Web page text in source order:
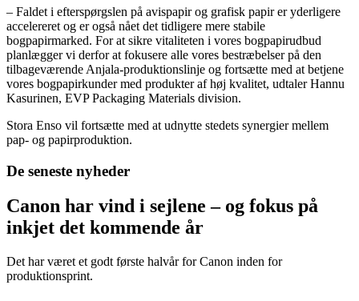
– Faldet i efterspørgslen på avispapir og grafisk papir er yderligere
accelereret og er også nået det tidligere mere stabile
bogpapirmarked. For at sikre vitaliteten i vores bogpapirudbud
planlægger vi derfor at fokusere alle vores bestræbelser på den
tilbageværende Anjala-produktionslinje og fortsætte med at betjene
vores bogpapirkunder med produkter af høj kvalitet, udtaler Hannu
Kasurinen, EVP Packaging Materials division.
Stora Enso vil fortsætte med at udnytte stedets synergier mellem
pap- og papirproduktion.
De seneste nyheder
Canon har vind i sejlene – og fokus på
inkjet det kommende år
Det har været et godt første halvår for Canon inden for
produktionsprint.